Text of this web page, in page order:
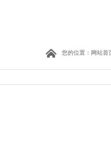
您的位置： 网站首